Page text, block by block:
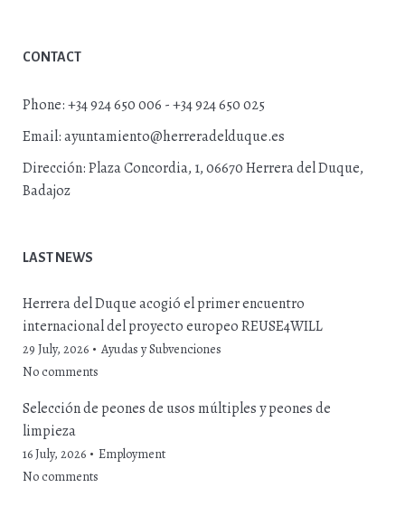
CONTACT
Phone:+34 924 650 006 - +34 924 650 025
Email:ayuntamiento@herreradelduque.es
Dirección:Plaza Concordia, 1, 06670 Herrera del Duque,
Badajoz
LAST NEWS
Herrera del Duque acogió el primer encuentro
internacional del proyecto europeo REUSE4WILL
29 July, 2026
Ayudas y Subvenciones
No comments
Selección de peones de usos múltiples y peones de
limpieza
16 July, 2026
Employment
No comments